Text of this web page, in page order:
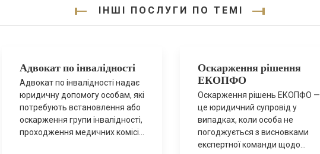
ІНШІ ПОСЛУГИ ПО ТЕМІ
Адвокат по інвалідності
Адвокат по інвалідності надає
юридичну допомогу особам, які
потребують встановлення або
оскарження групи інвалідності,
проходження медичних комісій
Оскарження рішення
ЕКОПФО
Оскарження рішень ЕКОПФО —
це юридичний супровід у
випадках, коли особа не
погоджується з висновками
експертної команди щодо